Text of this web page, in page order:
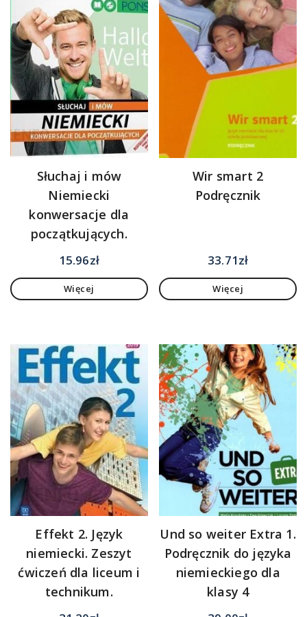
Słuchaj i mów
Niemiecki
konwersacje dla
początkujących.
15.96zł
Więcej
Wir smart 2
Podręcznik
33.71zł
Więcej
Effekt 2. Język
niemiecki. Zeszyt
ćwiczeń dla liceum i
technikum.
Und so weiter Extra 1.
Podręcznik do języka
niemieckiego dla
klasy 4